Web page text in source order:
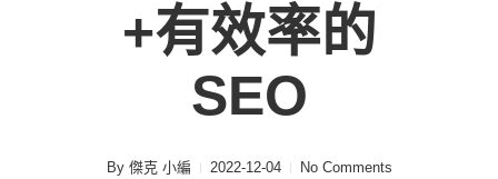
+有效率的
SEO
By 傑克 小編 2022-12-04 No Comments